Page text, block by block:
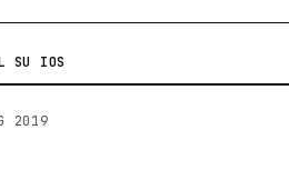
SU IOS
2019